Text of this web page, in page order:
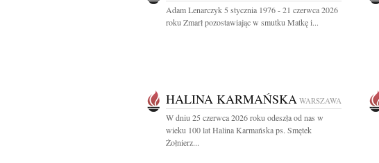
Adam Lenarczyk 5 stycznia 1976 - 21 czerwca 2026
roku Zmarł pozostawiając w smutku Matkę i...
HALINA KARMAŃSKA WARSZAWA
W dniu 25 czerwca 2026 roku odeszła od nas w
wieku 100 lat Halina Karmańska ps. Smętek
Żołnierz...